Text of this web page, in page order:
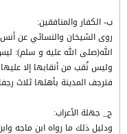
ب- الكفار والمنافقين:
روى الشيخان والنسائي عن
الله(صلى الله عليه و سلم):
وليس نُقب من أنقابها إلا
فترجف المدينة بأهلها ثلاث
ج_ جهلة الأعراب:
ودليل ذلك ما رواه ابن ماجه